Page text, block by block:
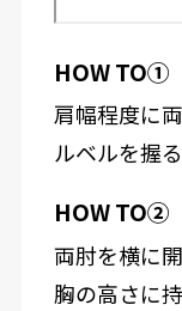
HOW TO①
肩幅程度に
ルベルを握る
HOW TO②
両肘を横に
胸の高さに